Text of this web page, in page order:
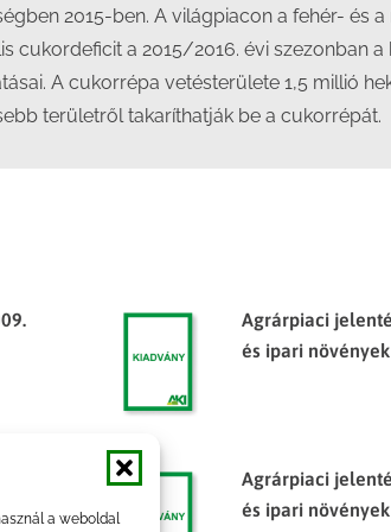
a weboldal
2015-ben. A világpiacon a fehér- és
cukordeficit a 2015/2016. évi szezonban
A cukorrépa vetésterülete 1,5 millió
területről takaríthatják be a cukorrépát.
Agrárpiaci
és ipari növények
Agrárpiaci
és ipari növények